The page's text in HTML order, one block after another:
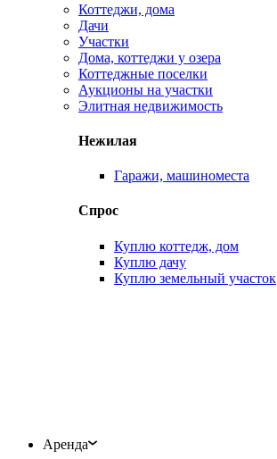
Коттеджи, дома
Дачи
Участки
Дома, коттеджи у озера
Коттеджные поселки
Аукционы на участки
Элитная недвижимость
Нежилая
Гаражи, машиноместа
Спрос
Куплю коттедж, дом
Куплю дачу
Куплю земельный участок
Аренда